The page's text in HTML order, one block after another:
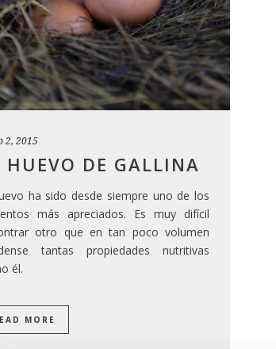
2, 2015
HUEVO DE GALLINA
ha sido desde siempre uno de los
más apreciados. Es muy difícil
otro que en tan poco volumen
tantas propiedades nutritivas
él.
MORE